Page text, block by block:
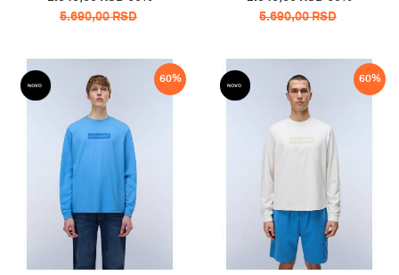
5.690,00RSD
5.690,00RSD
60% 60%